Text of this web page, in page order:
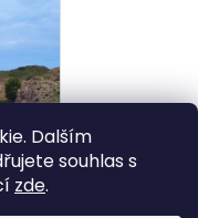
Dalším
souhlas s
zde.